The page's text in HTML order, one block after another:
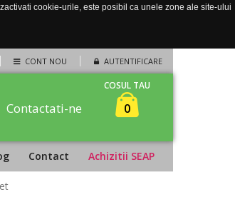
cookie-urile, este posibil ca unele zone ale site-ului
CONT NOU AUTENTIFICARE
Contactati-ne
COSUL TAU
0
Contact Achizitii SEAP